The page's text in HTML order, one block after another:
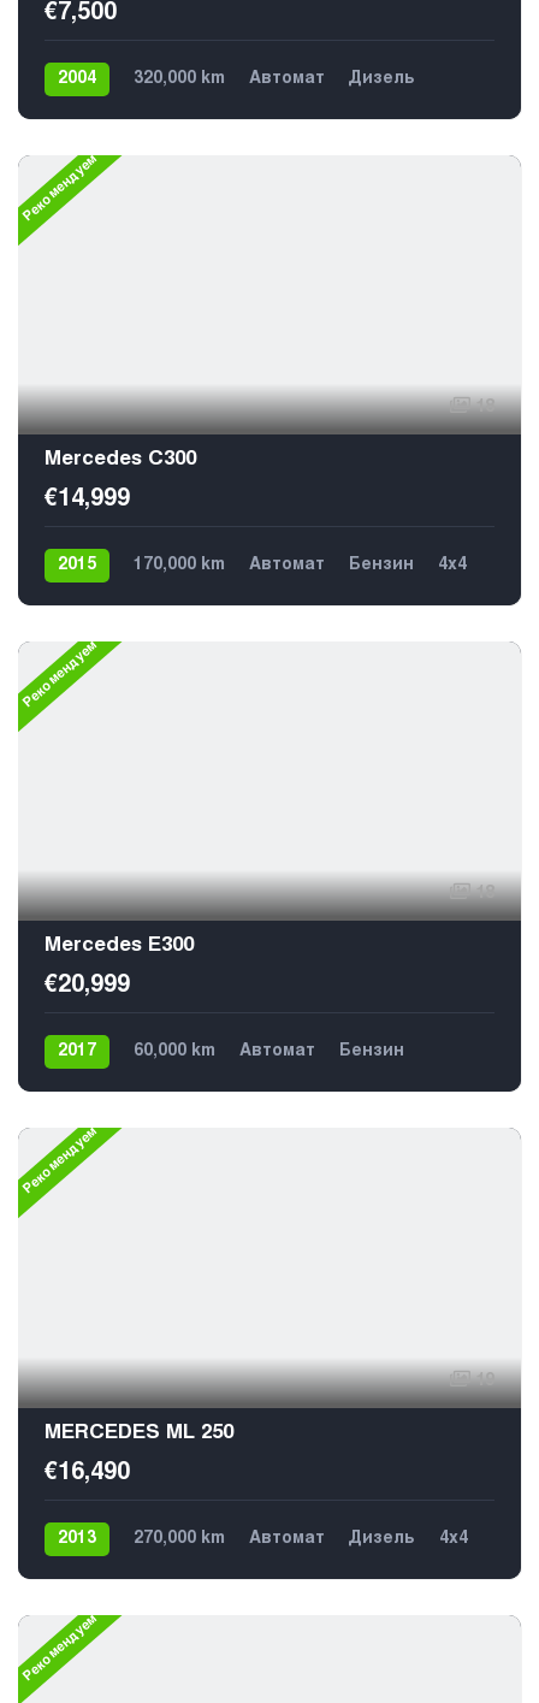
€7,500
2004 320,000 km Автомат
Дизель
Рекомендуем
18
Mercedes C300
€14,999
2015 170,000 km Автомат Бензин 4х4
Рекомендуем
18
Mercedes E300
€20,999
2017 60,000 km Автомат
Бензин
Рекомендуем
19
MERCEDES ML 250
€16,490
2013 270,000 km Автомат Дизель 4х4
Рекомендуем